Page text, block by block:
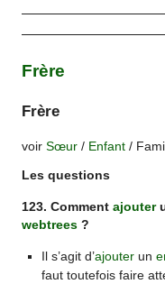
Frère
Frère
voirSœur / Enfant /
Les questions
123. Commentajouter
webtrees ?
Il s’agit d’ajouterun
faut toutefois faire